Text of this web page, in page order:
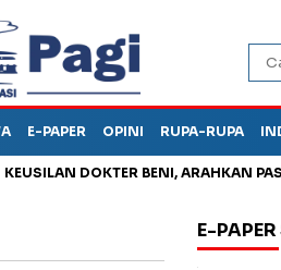
E-PAPER OPINI RUPA-RUPA
DOKTER BENI, ARAHKAN PASIEN
E-